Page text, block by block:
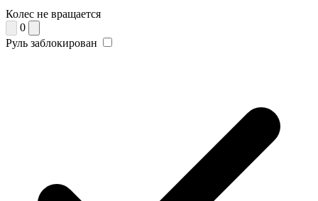
Колес не вращается
0
Руль заблокирован